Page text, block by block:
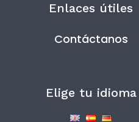
Enlaces útiles
Contáctanos
Elige tu idioma